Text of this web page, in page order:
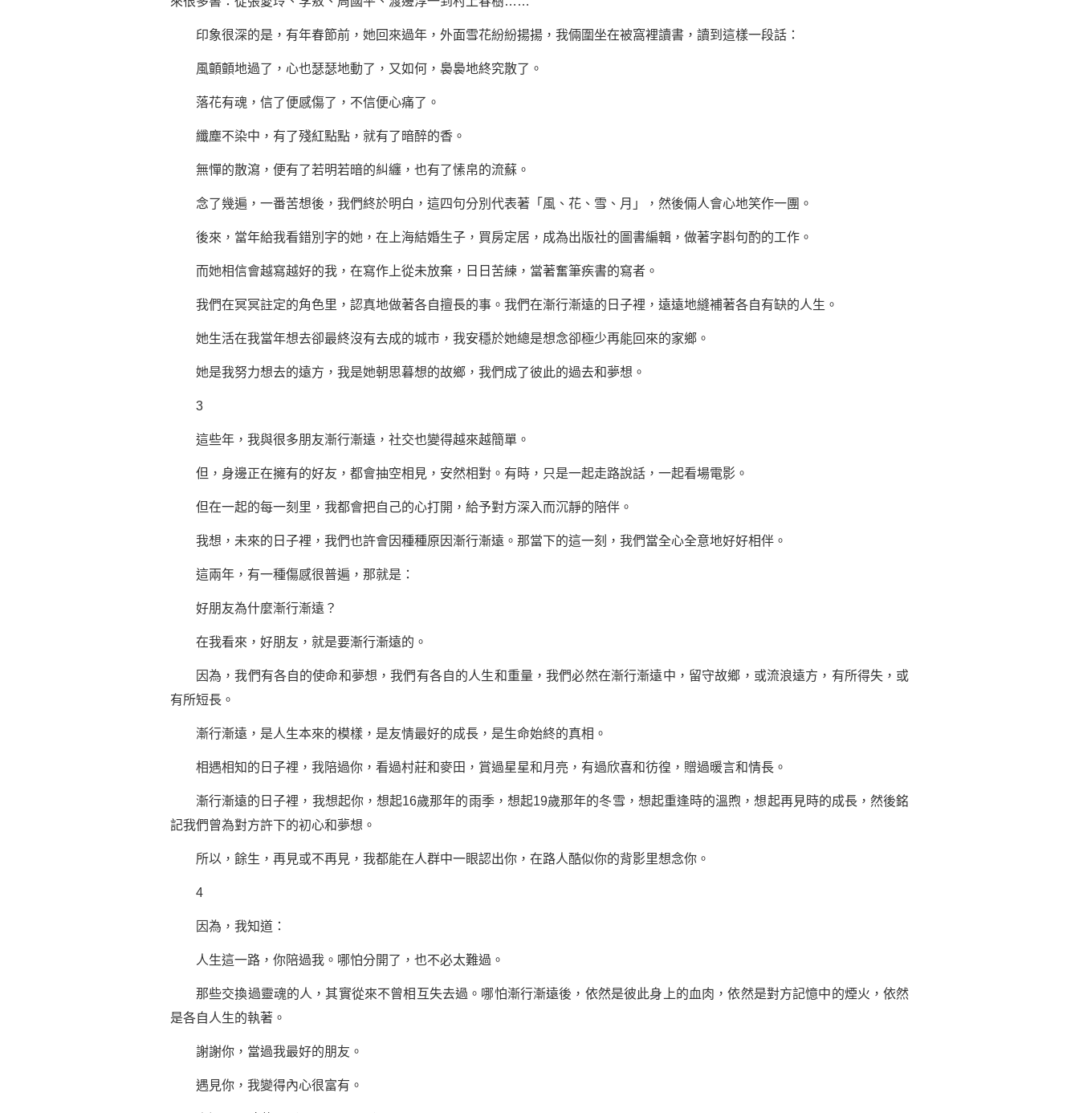
印象很深的是，有年春節前，她回來過年，外面雪花紛紛揚揚，我倆圍坐在被窩裡讀書，讀到這樣一段話：
風顫顫地過了，心也瑟瑟地動了，又如何，裊裊地終究散了。
落花有魂，信了便感傷了，不信便心痛了。
纖塵不染中，有了殘紅點點，就有了暗醉的香。
無憚的散瀉，便有了若明若暗的糾纏，也有了愫帛的流蘇。
念了幾遍，一番苦想後，我們終於明白，這四句分別代表著「風、花、雪、月」，然後倆人會心地笑作一團。
後來，當年給我看錯別字的她，在上海結婚生子，買房定居，成為出版社的圖書編輯，做著字斟句酌的工作。
而她相信會越寫越好的我，在寫作上從未放棄，日日苦練，當著奮筆疾書的寫者。
我們在冥冥註定的角色里，認真地做著各自擅長的事。我們在漸行漸遠的日子裡，遠遠地縫補著各自有缺的人生。
她生活在我當年想去卻最終沒有去成的城市，我安穩於她總是想念卻極少再能回來的家鄉。
她是我努力想去的遠方，我是她朝思暮想的故鄉，我們成了彼此的過去和夢想 。
3
這些年，我與很多朋友漸行漸遠，社交也變得越來越簡單。
但，身邊正在擁有的好友，都會抽空相見，安然相對。有時，只是一起走路說話，一起看場電影。
但在一起的每一刻里，我都會把自己的心打開，給予對方深入而沉靜的陪伴。
我想，未來的日子裡，我們也許會因種種原因漸行漸遠。那當下的這一刻，我們當全心全意地好好相伴。
這兩年，有一種傷感很普遍，那就是：
好朋友為什麼漸行漸遠？
在我看來，好朋友，就是要漸行漸遠的。
因為，我們有各自的使命和夢想，我們有各自的人生和重量，我們必然在漸行漸遠中，留守故鄉，或流浪遠方，有所得失，或
有所短長。
漸行漸遠，是人生本來的模樣，是友情最好的成長，是生命始終的真相。
相遇相知的日子裡，我陪過你，看過村莊和麥田，賞過星星和月亮，有過欣喜和彷徨，贈過暖言和情長。
漸行漸遠的日子裡，我想起你，想起16歲那年的雨季，想起19歲那年的冬雪，想起重逢時的溫煦，想起再見時的成長，然後銘
記我們曾為對方許下的初心和夢想。
所以，餘生，再見或不再見，我都能在人群中一眼認出你，在路人酷似你的背影里想念你。
4
因為，我知道：
人生這一路，你陪過我。哪怕分開了，也不必太難過。
那些交換過靈魂的人，其實從來不曾相互失去過。哪怕漸行漸遠後，依然是彼此身上的血肉，依然是對方記憶中的煙火，依然
是各自人生的執著。
謝謝你，當過我最好的朋友。
遇見你，我變得內心很富有。